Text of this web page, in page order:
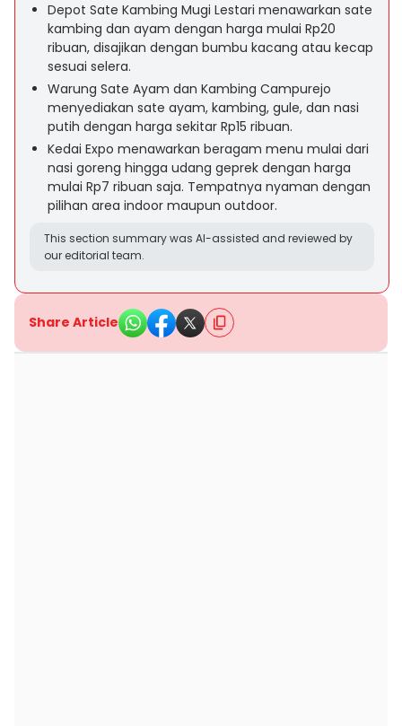
Depot Sate Kambing Mugi Lestari menawarkan sate
kambing dan ayam dengan harga mulai Rp20
ribuan, disajikan dengan bumbu kacang atau kecap
sesuai selera.
Warung Sate Ayam dan Kambing Campurejo
menyediakan sate ayam, kambing, gule, dan nasi
putih dengan harga sekitar Rp15 ribuan.
Kedai Expo menawarkan beragam menu mulai dari
nasi goreng hingga udang geprek dengan harga
mulai Rp7 ribuan saja. Tempatnya nyaman dengan
pilihan area indoor maupun outdoor.
This section summary was AI-assisted and reviewed by
our editorial team.
Share Article